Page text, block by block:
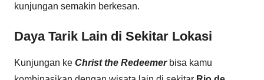
kunjungan semakin berkesan.
Daya Tarik Lain di Sekitar Lokasi
Kunjungan ke Christ the Redeemerbisa kamu